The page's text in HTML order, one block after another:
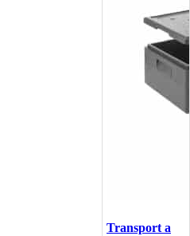
Transport a